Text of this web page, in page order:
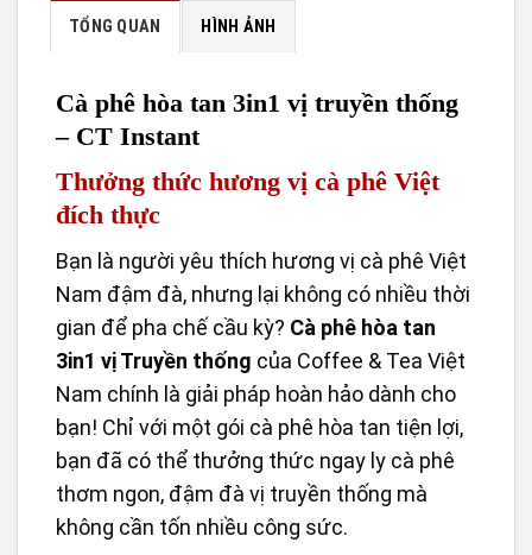
MUA NGAY
TỔNG QUAN
Cà phê hòa tan 3in1 vị truyền thống
– CT Instant
Thưởng thức hương vị cà phê Việt
đích thực
Bạn là người yêu thích hương vị cà phê Việt
Nam đậm đà, nhưng lại không có nhiều thời
gian để pha chế cầu kỳ?
Cà phê hòa tan